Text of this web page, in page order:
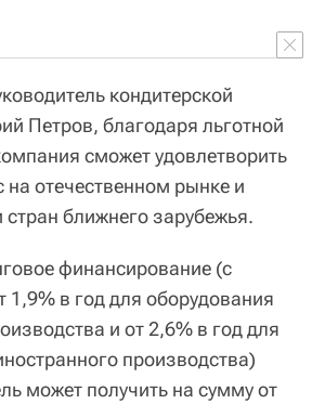
кондитерской
Петров, благодаря льготной
сможет удовлетворить
на отечественном рынке и
ближнего зарубежья.
финансирование (с
1,9% в год для оборудования
и от 2,6% в год для
производства)
может получить на сумму от